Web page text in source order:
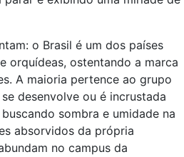
o Brasil é um dos países
orquídeas, ostentando a marca
A maioria pertence ao grupo
desenvolve ou é incrustada
sombra e umidade na
absorvidos da própria
no campus da